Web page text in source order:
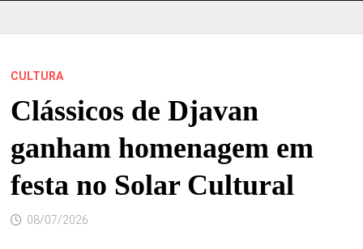
CULTURA
Clássicos de Djavan
ganham homenagem em
festa no Solar Cultural
08/07/2026